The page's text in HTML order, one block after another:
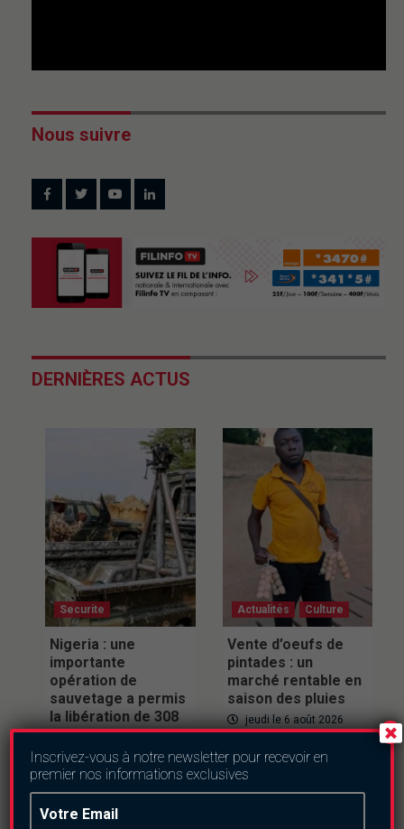
Nous suivre
DERNIÈRES ACTUS
Securite
Nigeria : une
importante
opération de
sauvetage a permis
la libération de 308
otages.
jeudi le 6 août 2026
Actualités Culture
Vente d’oeufs de
pintades : un
marché rentable en
saison des pluies
jeudi le 6 août 2026
Inscrivez-vous à notre newsletter pour recevoir en
premier nos informations exclusives